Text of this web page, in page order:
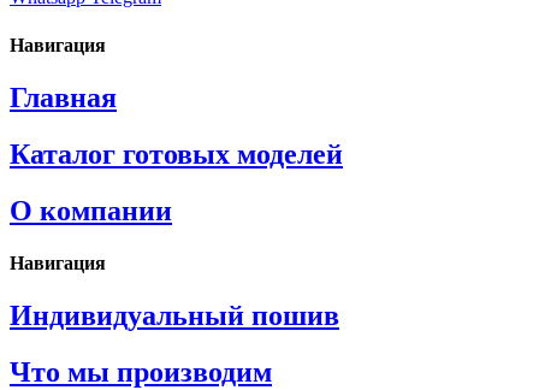
Навигация
Главная
Каталог готовых моделей
О компании
Навигация
Индивидуальный пошив
Что мы производим